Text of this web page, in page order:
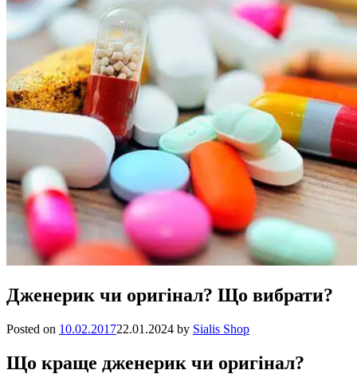
Дженерик чи оригінал? Що вибрати?
Posted on 10.02.201722.01.2024 by Sialis Shop
Що краще дженерик чи оригінал?